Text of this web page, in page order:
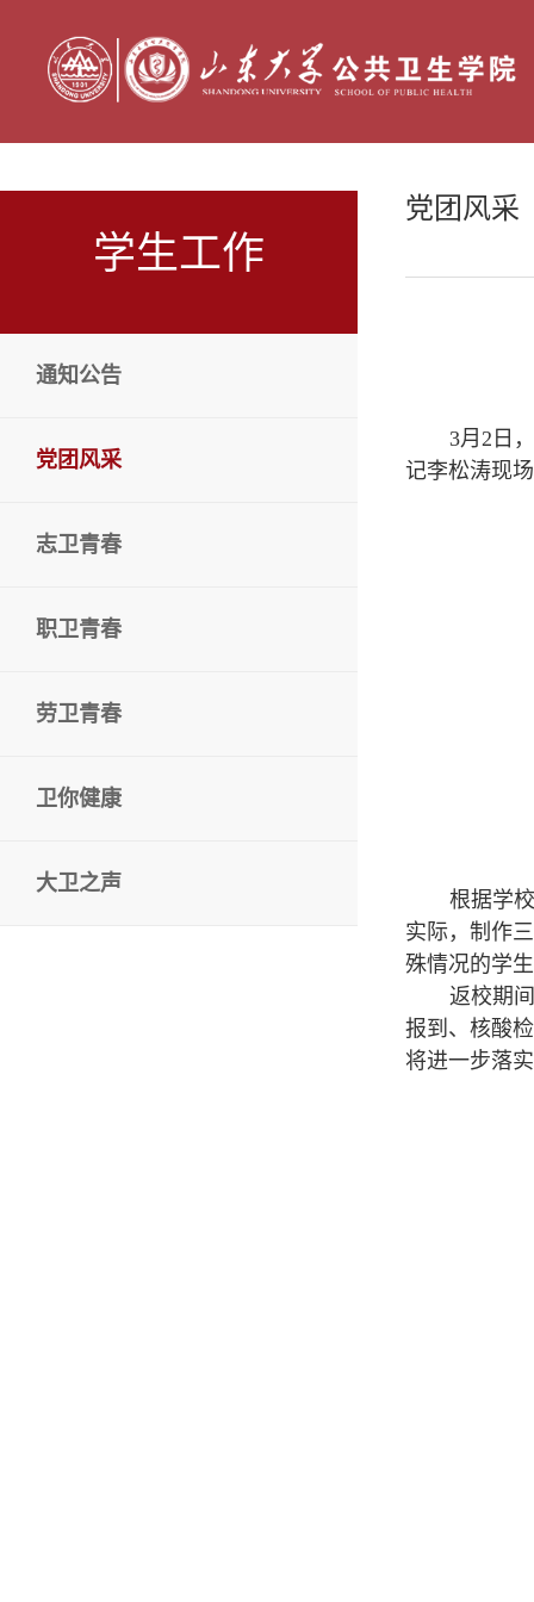
学生工作
通知公告
党团风采
志卫青春
职卫青春
劳卫青春
卫你健康
大卫之声
党团风采
3月2日
记李松涛现
根据学
实际，制作
殊情况的学
返校期
报到、核酸
将进一步落